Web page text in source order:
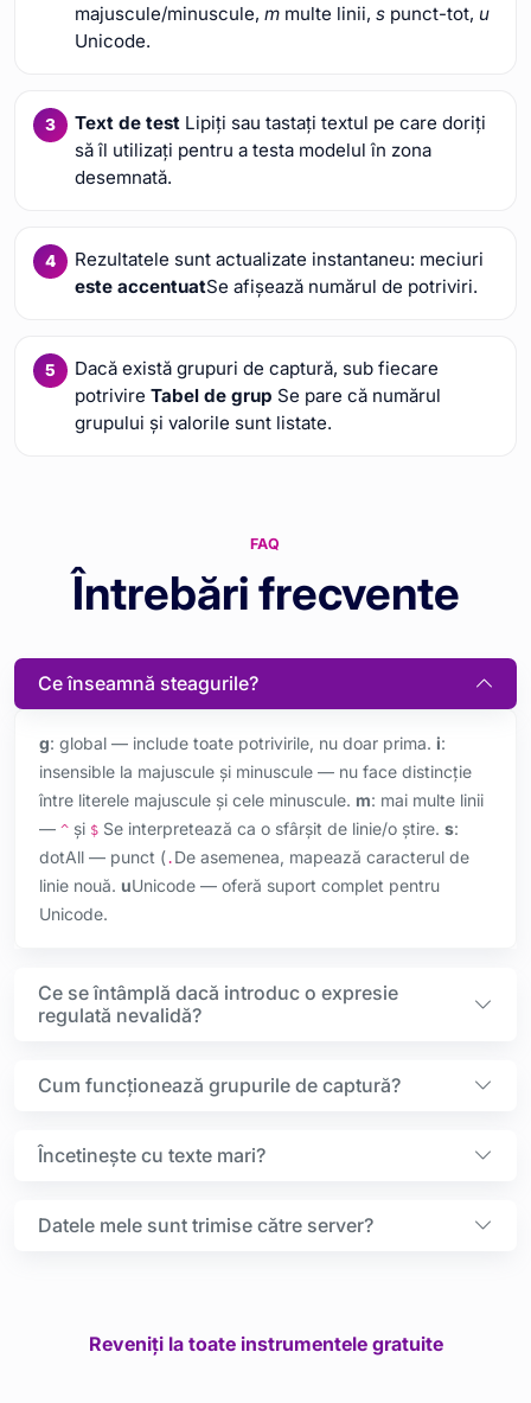
majuscule/minuscule, mmulte linii, spunct-tot, u
Unicode.
Text de testLipiți sau tastați textul pe care doriți
să îl utilizați pentru a testa modelul în zona
desemnată.
Rezultatele sunt actualizate instantaneu: meciuri
este accentuatSe afișează numărul de potriviri.
Dacă există grupuri de captură, sub fiecare
potrivire Tabel de grup Se pare că numărul
grupului și valorile sunt listate.
FAQ
Întrebări frecvente
Ce înseamnă steagurile?
g: global — include toate potrivirile, nu doar prima. i:
insensible la majuscule și minuscule — nu face distincție
între literele majuscule și cele minuscule. m: mai multe linii
— ^ și $ Se interpretează ca o sfârșit de linie/o știre. s:
dotAll — punct (. De asemenea, mapează caracterul de
linie nouă. uUnicode — oferă suport complet pentru
Unicode.
Ce se întâmplă dacă introduc o expresie
regulată nevalidă?
Cum funcționează grupurile de captură?
Încetinește cu texte mari?
Datele mele sunt trimise către server?
Reveniți la toate instrumentele gratuite